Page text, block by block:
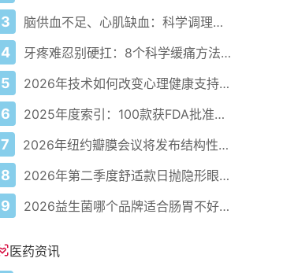
3 脑供血不足、心肌缺血：科学调理全攻略
4 牙疼难忍别硬扛：8个科学缓痛方法收好
5 2026年技术如何改变心理健康支持的获取方式
6 2025年度索引：100款获FDA批准的AI驱动医疗设备
7 2026年纽约瓣膜会议将发布结构性心脏病最新研究成果
8 2026年第二季度舒适款日抛隐形眼镜推荐，优瞳主打长效佩戴体验
9 2026益生菌哪个品牌适合肠胃不好的人，常年饱受肠胃病痛看过来，梳理实用十大品牌
医药资讯